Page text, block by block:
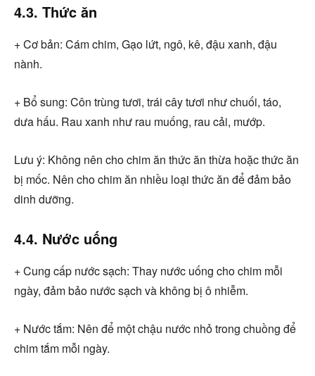
4.3. Thức ăn
+ Cơ bản: Cám chim, Gạo lứt, ngô, kê, đậu xanh, đậu
nành.
+ Bổ sung: Côn trùng tươi, trái cây tươi như chuối, táo,
dưa hấu. Rau xanh như rau muống, rau cải, mướp.
Lưu ý: Không nên cho chim ăn thức ăn thừa hoặc thức ăn
bị mốc. Nên cho chim ăn nhiều loại thức ăn để đảm bảo
dinh dưỡng.
4.4. Nước uống
+ Cung cấp nước sạch: Thay nước uống cho chim mỗi
ngày, đảm bảo nước sạch và không bị ô nhiễm.
+ Nước tắm: Nên để một chậu nước nhỏ trong chuồng để
chim tắm mỗi ngày.